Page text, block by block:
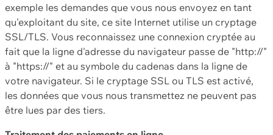
exemple les demandes que vous nous envoyez en tant
qu'exploitant du site, ce site Internet utilise un cryptage
SSL/TLS. Vous reconnaissez une connexion cryptée au
fait que la ligne d'adresse du navigateur passe de "http://"
à "https://" et au symbole du cadenas dans la ligne de
votre navigateur. Si le cryptage SSL ou TLS est activé,
les données que vous nous transmettez ne peuvent pas
être lues par des tiers.